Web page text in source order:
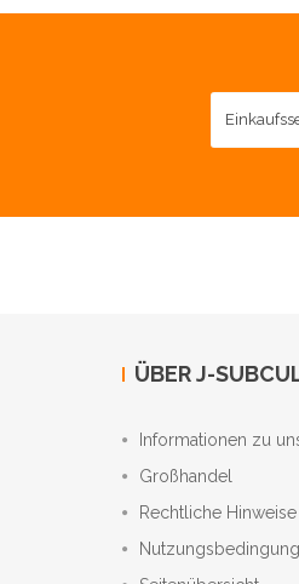
ÜBER J-
Informationen zu
Großhandel
Rechtliche Hinweise